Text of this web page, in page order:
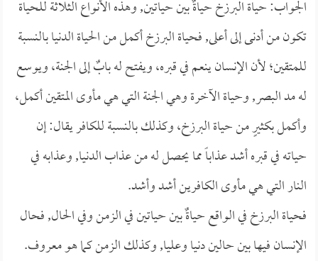
الجواب: حياة البرزخ حياةٌ بين حياتين, وهذه الأنواع الثلاثة للحياة
تكون من أدنى إلى أعلى, فحياة البرزخ أكمل من الحياة الدنيا بالنسبة
للمتقين؛ لأن الإنسان ينعم في قبره، ويفتح له بابٌ إلى الجنة، ويوسع
له مد البصر, وحياة الآخرة وهي الجنة التي هي مأوى المتقين أكمل،
وأكمل بكثيرٍ من حياة البرزخ، وكذلك بالنسبة للكافر يقال: إن
حياته في قبره أشد عذاباً مما يحصل له من عذاب الدنيا, وعذابه في
النار التي هي مأوى الكافرين أشد وأشد.
فحياة البرزخ في الواقع حياةٌ بين حياتين في الزمن وفي الحال, فحال
الإنسان فيها بين حالين دنيا وعليا, وكذلك الزمن كما هو معروف.